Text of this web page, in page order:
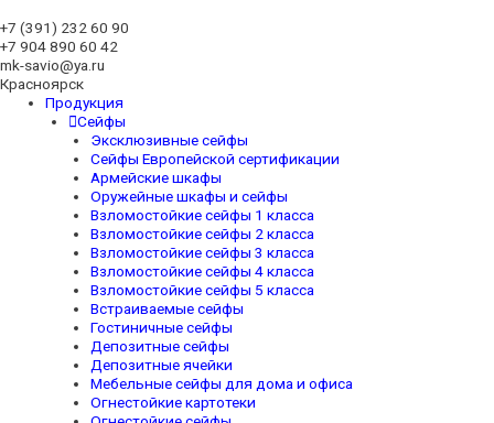
+7 (391) 232 60 90
+7 904 890 60 42
mk-savio@ya.ru
Красноярск
Продукция
Сейфы
Эксклюзивные сейфы
Сейфы Европейской сертификации
Армейские шкафы
Оружейные шкафы и сейфы
Взломостойкие сейфы 1 класса
Взломостойкие сейфы 2 класса
Взломостойкие сейфы 3 класса
Взломостойкие сейфы 4 класса
Взломостойкие сейфы 5 класса
Встраиваемые сейфы
Гостиничные сейфы
Депозитные сейфы
Депозитные ячейки
Мебельные сейфы для дома и офиса
Огнестойкие картотеки